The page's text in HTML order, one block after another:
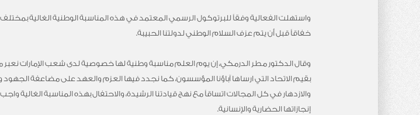
واستهلت الفعالية وفقاً للبرتوكول الرسمي المعتمد في هذه المناسبة الوطنية الغالية بمختلف
خفاقاً قبل أن يتم عزف السلام الوطني لدولتنا الحبيبة.
وقال الدكتور مطر الدرمكي، إن يوم العلم مناسبة وطنية لها خصوصية لدى شعب الإمارات نعبر من
بقيم الاتحاد التي ارساها آباؤنا المؤسسون، كما نجدد فيها العزم والعهد على مضاعفة
والازدهار في كل المجالات اتساقاً مع نهج قيادتنا الرشيدة، والاحتفال بهذه المناسبة
إنجازاتها الحضارية والإنسانية.